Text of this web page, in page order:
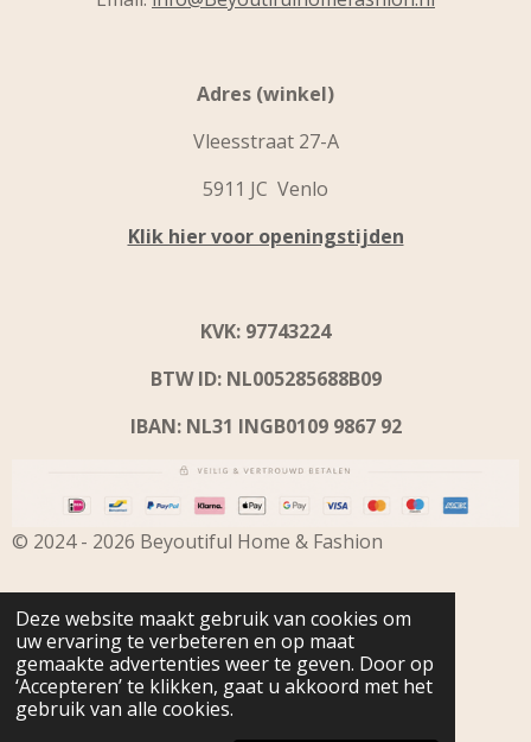
Deze website maakt gebruik van cookies om
uw ervaring te verbeteren en op maat
gemaakte advertenties weer te geven. Door op
‘Accepteren’ te klikken, gaat u akkoord met het
gebruik van alle cookies.
Adres (winkel)
Vleesstraat 27-A
5911 JC Venlo
Klik hier voor openingstijden
KVK: 97743224
BTW ID: NL005285688B09
IBAN: NL31 INGB0109 9867 92
© 2024 - 2026 Beyoutiful Home & Fashion